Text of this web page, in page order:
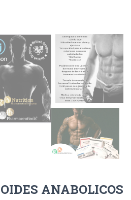
ANABOLICOS